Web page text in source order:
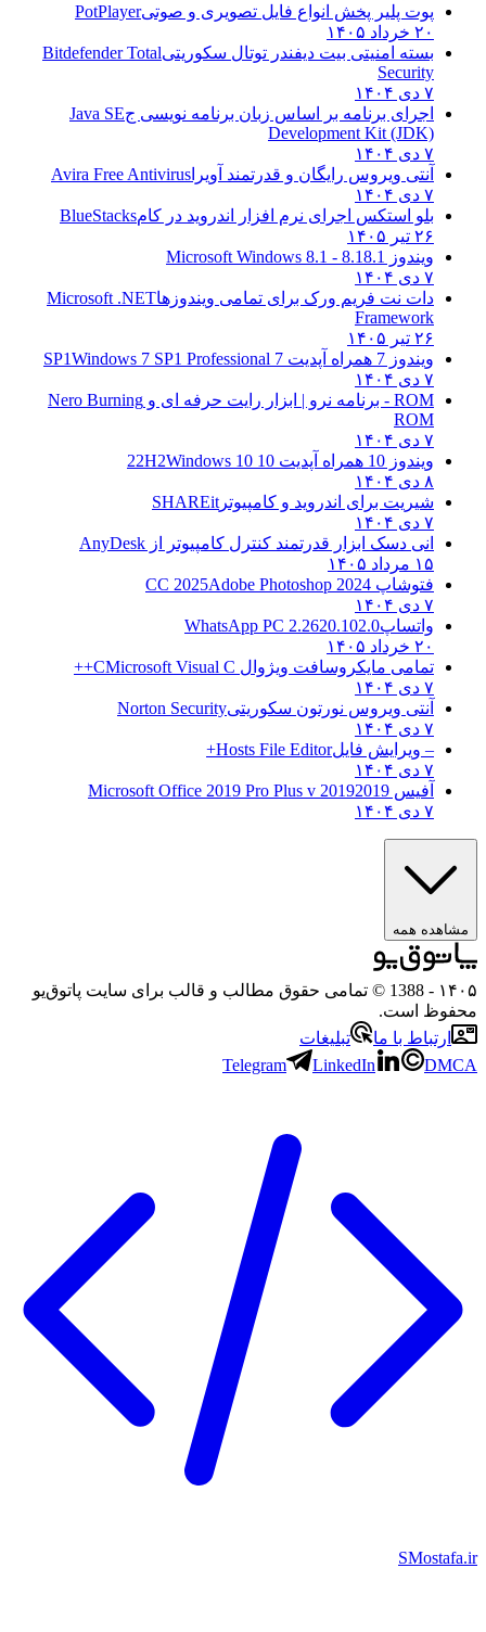
پوت پلیر پخش انواع فایل تصویری و صوتیPotPlayer
۲۰ خرداد ۱۴۰۵
بسته امنیتی بیت دیفندر توتال سکوریتیBitdefender Total
Security
اجرای برنامه بر اساس زبان برنامه نویسی ج Java SE
Development Kit (JDK)
آنتی ویروس رایگان و قدرتمند آویراAvira Free Antivirus
بلو استکس اجرای نرم افزار اندروید در کامBlueStacks
۲۶ تیر ۱۴۰۵
ویندوز 8.18.1 - Microsoft Windows 8.1
دات نت فریم ورک برای تمامی ویندوزهاMicrosoft .NET
Framework
۲۶ تیر ۱۴۰۵
ویندوز 7 همراه آپدیت 7 SP1
Windows 7 SP1 Professional
ROM - برنامه نرو | ابزار رایت حرفه ای و
Nero Burning
ROM
ویندوز 10 همراه آپدیت 10 22H2
Windows 10
شیریت برای اندروید و کامپیوترSHAREit
انی دسک ابزار قدرتمند کنترل کامپیوتر ازAnyDesk
۱۵ مرداد ۱۴۰۵
فتوشاپ CC 2025Adobe Photoshop 2024
واتساپWhatsApp PC 2.2620.102.0
۲۰ خرداد ۱۴۰۵
تمامی مایکروسافت ویژوال C Microsoft Visual C++
آنتی ویروس نورتون سکوریتیNorton Security
– ویرایش فایلHosts File Editor+
آفیس 2019 2019 Microsoft Office 2019 Pro Plus v
مشاهده همه
- 1388 © تمامی حقوق مطالب و قالب برای سایت پاتوق‌یو
است.
ارتباط با ما
تبلیغات
Telegram
LinkedIn